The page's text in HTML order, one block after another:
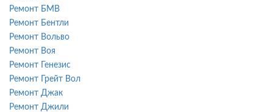
Ремонт БМВ
Ремонт Бентли
Ремонт Вольво
Ремонт Воя
Ремонт Генезис
Ремонт Грейт Вол
Ремонт Джак
Ремонт Джили